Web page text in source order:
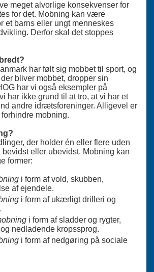
meget alvorlige konsekvenser for
for det. Mobning kan være
et barns eller ungt menneskes
Derfor skal det stoppes
har følt sig mobbet til sport, og
bliver mobbet, dropper sin
har vi også eksempler på
har ikke grund til at tro, at vi har et
andre idrætsforeninger. Alligevel er
mobning.
der holder én eller flere uden
eller ubevidst. Mobning kan
former:
i form af vold, skubben,
af ejendele.
i form af ukærligt drilleri og
i form af sladder og rygter,
nedladende kropssprog.
i form af nedgøring på sociale